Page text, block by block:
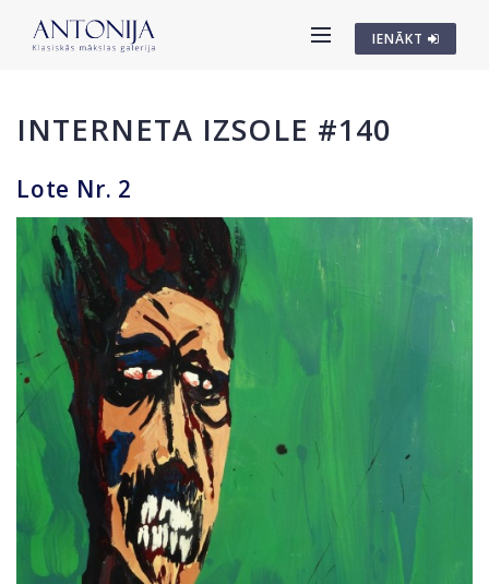
IENĀKT
INTERNETA IZSOLE #140
Lote Nr. 2